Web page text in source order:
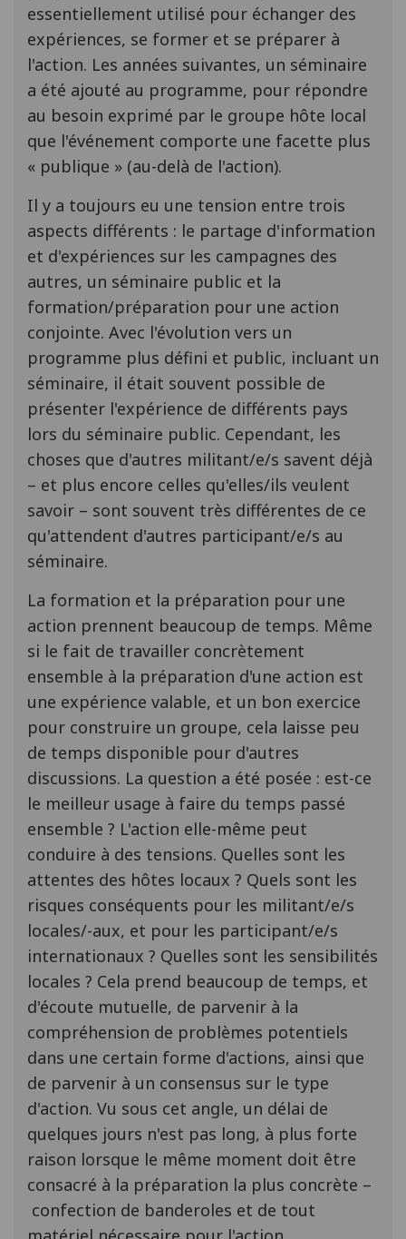
essentiellement utilisé pour échanger des
expériences, se former et se préparer à
l'action. Les années suivantes, un séminaire
a été ajouté au programme, pour répondre
au besoin exprimé par le groupe hôte local
que l'événement comporte une facette plus
« publique » (au-delà de l'action).
Il y a toujours eu une tension entre trois
aspects différents : le partage d'information
et d'expériences sur les campagnes des
autres, un séminaire public et la
formation/préparation pour une action
conjointe. Avec l'évolution vers un
programme plus défini et public, incluant un
séminaire, il était souvent possible de
présenter l'expérience de différents pays
lors du séminaire public. Cependant, les
choses que d'autres militant/e/s savent déjà
– et plus encore celles qu'elles/ils veulent
savoir – sont souvent très différentes de ce
qu'attendent d'autres participant/e/s au
séminaire.
La formation et la préparation pour une
action prennent beaucoup de temps. Même
si le fait de travailler concrètement
ensemble à la préparation d'une action est
une expérience valable, et un bon exercice
pour construire un groupe, cela laisse peu
de temps disponible pour d'autres
discussions. La question a été posée : est-ce
le meilleur usage à faire du temps passé
ensemble ? L'action elle-même peut
conduire à des tensions. Quelles sont les
attentes des hôtes locaux ? Quels sont les
risques conséquents pour les militant/e/s
locales/-aux, et pour les participant/e/s
internationaux ? Quelles sont les sensibilités
locales ? Cela prend beaucoup de temps, et
d'écoute mutuelle, de parvenir à la
compréhension de problèmes potentiels
dans une certain forme d'actions, ainsi que
de parvenir à un consensus sur le type
d'action. Vu sous cet angle, un délai de
quelques jours n'est pas long, à plus forte
raison lorsque le même moment doit être
consacré à la préparation la plus concrète –
confection de banderoles et de tout